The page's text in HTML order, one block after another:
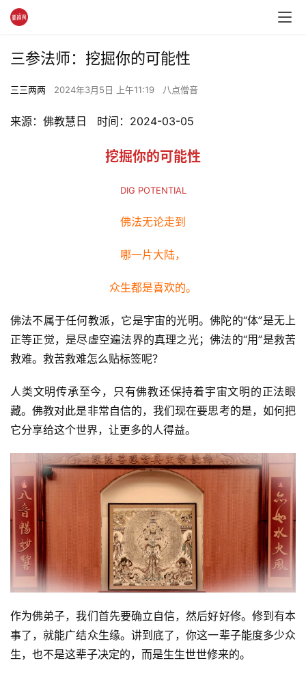
三参法师：挖掘你的可能性
三三两两 2024年3月5日 上午11:19 八点僧音
来源：佛教慧日   时间：2024-03-05
挖掘你的可能性
DIG POTENTIAL
佛法无论走到
哪一片大陆，
众生都是喜欢的。
佛法不属于任何教派，它是宇宙的光明。佛陀的“体”是无上
正等正觉，是尽虚空遍法界的真理之光；佛法的“用”是救苦
救难。救苦救难怎么贴标签呢？
人类文明传承至今，只有佛教还保持着宇宙文明的正法眼
藏。佛教对此是非常自信的，我们现在要思考的是，如何把
它分享给这个世界，让更多的人得益。
作为佛弟子，我们首先要确立自信，然后好好修。修到有本
事了，就能广结众生缘。讲到底了，你这一辈子能度多少众
生，也不是这辈子决定的，而是生生世世修来的。